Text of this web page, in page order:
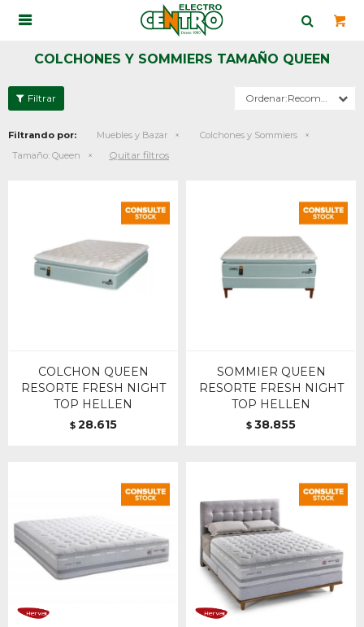

COLCHONES Y SOMMIERS TAMAÑO QUEEN
Recomendados
Filtrando por: Muebles y Bazar
Colchones y Sommiers
Tamaño: Queen Quitar filtros
COLCHON QUEEN
RESORTE FRESH NIGHT
TOP HELLEN
$ 28.615
SOMMIER QUEEN
RESORTE FRESH NIGHT
TOP HELLEN
$ 38.855